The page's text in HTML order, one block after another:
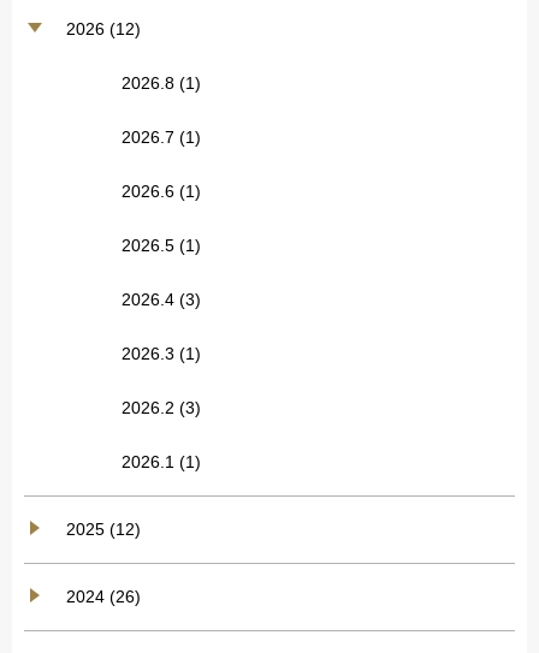
2026 (12)
2026.8 (1)
2026.7 (1)
2026.6 (1)
2026.5 (1)
2026.4 (3)
2026.3 (1)
2026.2 (3)
2026.1 (1)
2025 (12)
2024 (26)